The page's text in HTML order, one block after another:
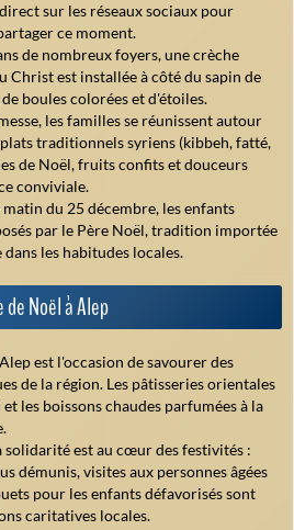
sur les réseaux sociaux pour
ce moment.
de nombreux foyers, une crèche
Christ est installée à côté du sapin de
boules colorées et d'étoiles.
les familles se réunissent autour
traditionnels syriens (kibbeh, fatté,
de Noël, fruits confits et douceurs
conviviale.
matin du 25 décembre, les enfants
par le Père Noël, tradition importée
les habitudes locales.
Noël à Alep
est l'occasion de savourer des
de la région. Les pâtisseries orientales
les boissons chaudes parfumées à la
solidarité est au cœur des festivités :
démunis, visites aux personnes âgées
pour les enfants défavorisés sont
caritatives locales.